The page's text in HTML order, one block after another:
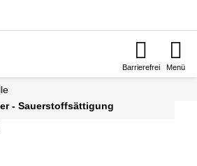
Barrierefrei Menü
- Sauerstoffsättigung